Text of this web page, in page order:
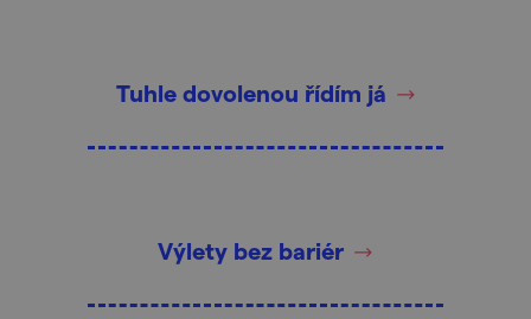
Tuhle dovolenou řídím já
Výlety bez bariér